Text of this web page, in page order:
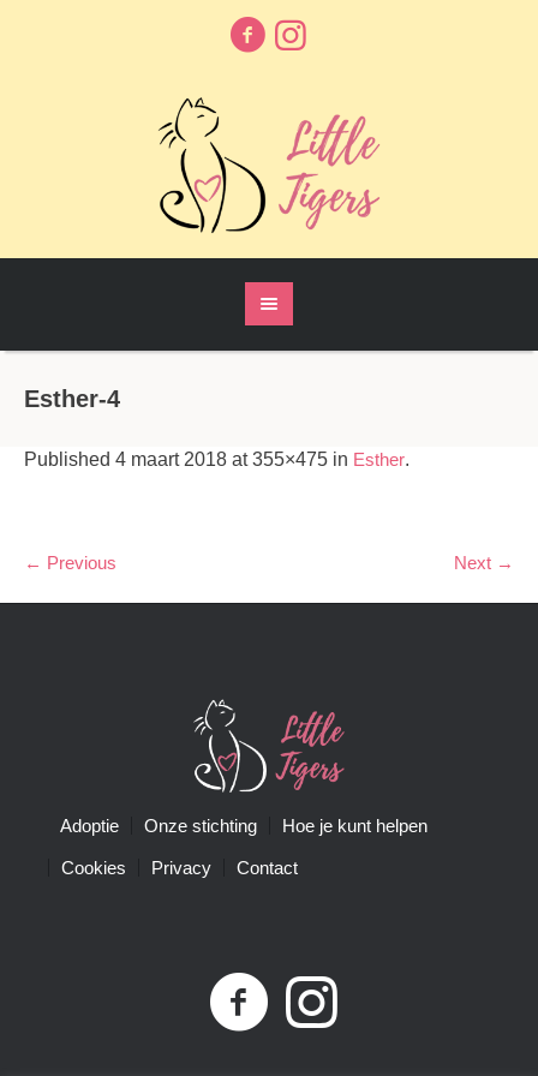
Esther-4
Published 4 maart 2018 at 355×475 in Esther.
← Previous Next →
Adoptie Onze stichting Hoe je kunt helpen
Cookies Privacy Contact